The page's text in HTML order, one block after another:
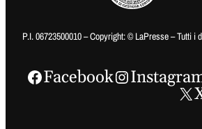
P.I. 06723500010 – Copyright: © LaPresse – Tutti i
Facebook